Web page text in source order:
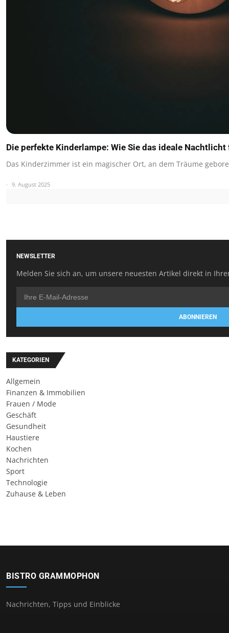
Die perfekte Kinderlampe: Wie Sie das ideale
Das Kinderzimmer ist ein magischer Ort, an dem Träume
9. August 2025
NEWSLETTER
Melden Sie sich an, um unsere neuesten Artikel direkt in
ABONNIEREN
KATEGORIEN
Allgemein
Finanzen & Immobilien
Frauen / Mode
Geschäft
Gesundheit
Haustiere
Kochen
Nachrichten
Sport
Technologie
Zuhause & Leben
BISTRO GRAMMOPHON
Nachrichten, Tipps und Einblicke